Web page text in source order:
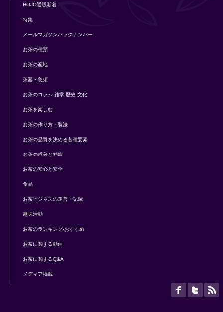
HOJO通販新着
特集
メールマガジンバックナンバー
お茶の種類
お茶の産地
茶器・急須
お茶のコラム-雑学-歴史-文化
お茶を楽しむ
お茶の作り方－製法
お茶の品質を決める各種要素
お茶の成分と効能
お茶の安心と安全
食品
お茶ビジネスの運営・記録
趣味活動
お茶のランキング-おすすめ
お茶に関する動画
お茶に関するQ&A
メディア掲載